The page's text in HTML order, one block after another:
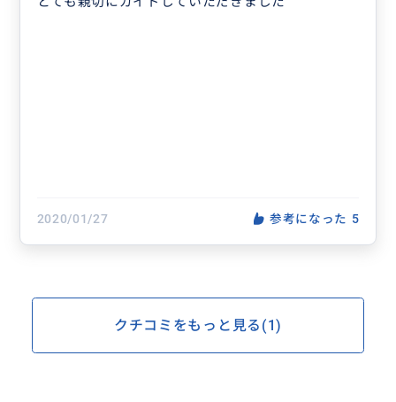
2020/01/27 参考になった 5
クチコミをもっと見る(1)